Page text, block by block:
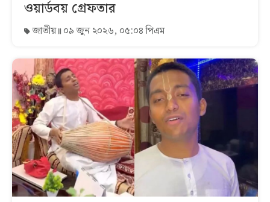
ওয়ার্ডবয় গ্রেফতার
জাতীয় ০৯ জুন ২০২৬, ০৫:০৪ পিএম